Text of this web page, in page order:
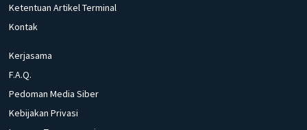
Ketentuan Artikel Terminal
Kontak
Kerjasama
F.A.Q.
Pedoman Media Siber
Kebijakan Privasi